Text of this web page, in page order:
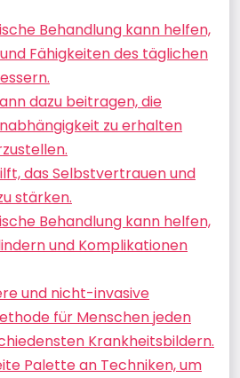
Behandlung kann helfen,
Fähigkeiten des täglichen
dazu beitragen, die
zu erhalten
das Selbstvertrauen und
stärken.
Behandlung kann helfen,
und Komplikationen
und nicht-invasive
für Menschen jeden
Krankheitsbildern.
Palette an Techniken, um